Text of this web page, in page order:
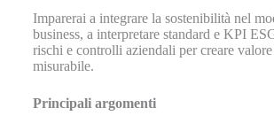
Imparerai a integrare la sostenibilità nel
business, a interpretare standard e KPI
rischi e controlli aziendali per creare
misurabile.
Principali argomenti